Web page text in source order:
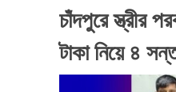
চাঁদপুরে স্ত্রীর
টাকা নিয়ে ৪